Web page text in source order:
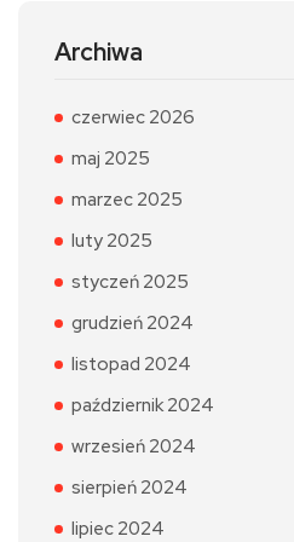
Archiwa
czerwiec 2026
maj 2025
marzec 2025
luty 2025
styczeń 2025
grudzień 2024
listopad 2024
październik 2024
wrzesień 2024
sierpień 2024
lipiec 2024